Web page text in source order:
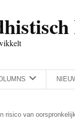
risico van